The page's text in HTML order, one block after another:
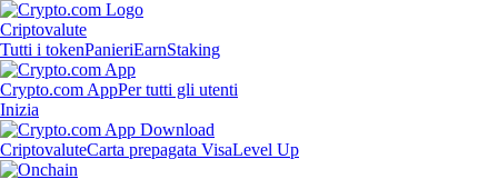
Criptovalute
Tutti i tokenPanieriEarnStaking
Crypto.com AppPer tutti gli utenti
Inizia
CriptovaluteCarta prepagata VisaLevel Up